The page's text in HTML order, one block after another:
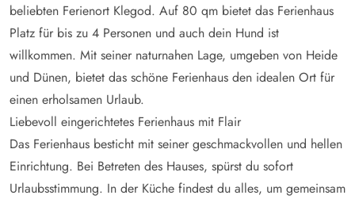
beliebten Ferienort Klegod. Auf 80 qm bietet das Ferienhaus
Platz für bis zu 4 Personen und auch dein Hund ist
willkommen. Mit seiner naturnahen Lage, umgeben von Heide
und Dünen, bietet das schöne Ferienhaus den idealen Ort für
einen erholsamen Urlaub.
Liebevoll eingerichtetes Ferienhaus mit Flair
Das Ferienhaus besticht mit seiner geschmackvollen und hellen
Einrichtung. Bei Betreten des Hauses, spürst du sofort
Urlaubsstimmung. In der Küche findest du alles, um gemeinsam